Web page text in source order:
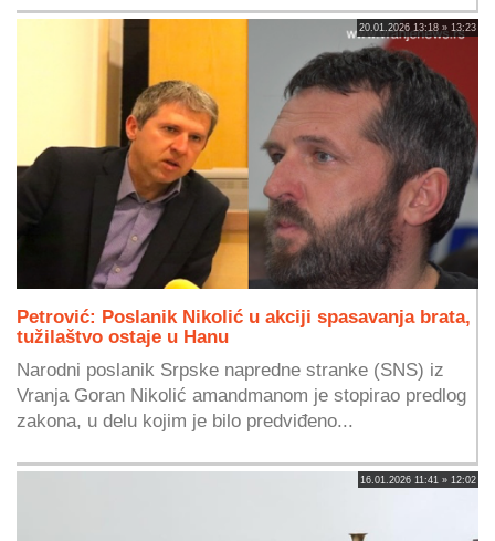
20.01.2026 13:18 » 13:23
Petrović: Poslanik Nikolić u akciji spasavanja brata,
tužilaštvo ostaje u Hanu
Narodni poslanik Srpske napredne stranke (SNS) iz
Vranja Goran Nikolić amandmanom je stopirao predlog
zakona, u delu kojim je bilo predviđeno...
16.01.2026 11:41 » 12:02